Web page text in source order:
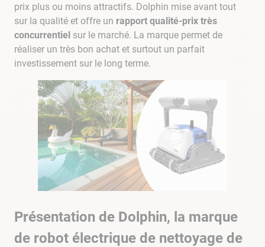
prix plus ou moins attractifs. Dolphin mise avant tout
sur la qualité et offre un rapport qualité-prix très
concurrentiel sur le marché. La marque permet de
réaliser un très bon achat et surtout un parfait
investissement sur le long terme.
Présentation de Dolphin, la marque
de robot électrique de nettoyage de